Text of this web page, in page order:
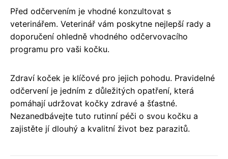
Před odčervením je vhodné konzultovat s
veterinářem. Veterinář vám poskytne nejlepší rady a
doporučení ohledně vhodného odčervovacího
programu pro vaši kočku.
Zdraví koček je klíčové pro jejich pohodu. Pravidelné
odčervení je jedním z důležitých opatření, která
pomáhají udržovat kočky zdravé a šťastné.
Nezanedbávejte tuto rutinní péči o svou kočku a
zajistěte jí dlouhý a kvalitní život bez parazitů.